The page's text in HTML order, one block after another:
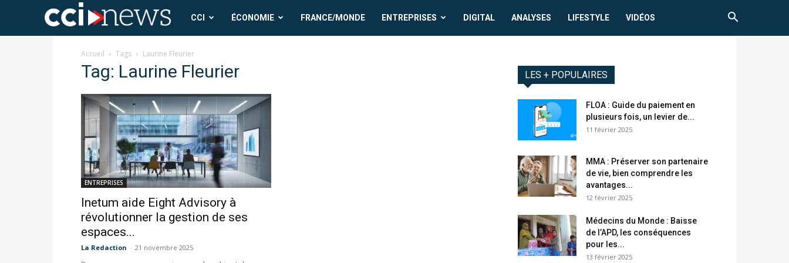
CCI
News
CCI ÉCONOMIE FRANCE/MONDE ENTREPRISES DIGITAL ANALYSES LIFESTYLE VIDÉOS
Accueil Tags Laurine Fleurier
Tag: Laurine Fleurier
ENTREPRISES
Inetum aide Eight Advisory à
révolutionner la gestion de ses
espaces...
La Redaction - 21 novembre 2025
LES + POPULAIRES
FLOA : Guide du paiement en
plusieurs fois, un levier de...
11 février 2025
MMA : Préserver son partenaire
de vie, bien comprendre les
avantages...
12 février 2025
Médecins du Monde : Baisse
de l’APD, les conséquences
pour les...
13 février 2025